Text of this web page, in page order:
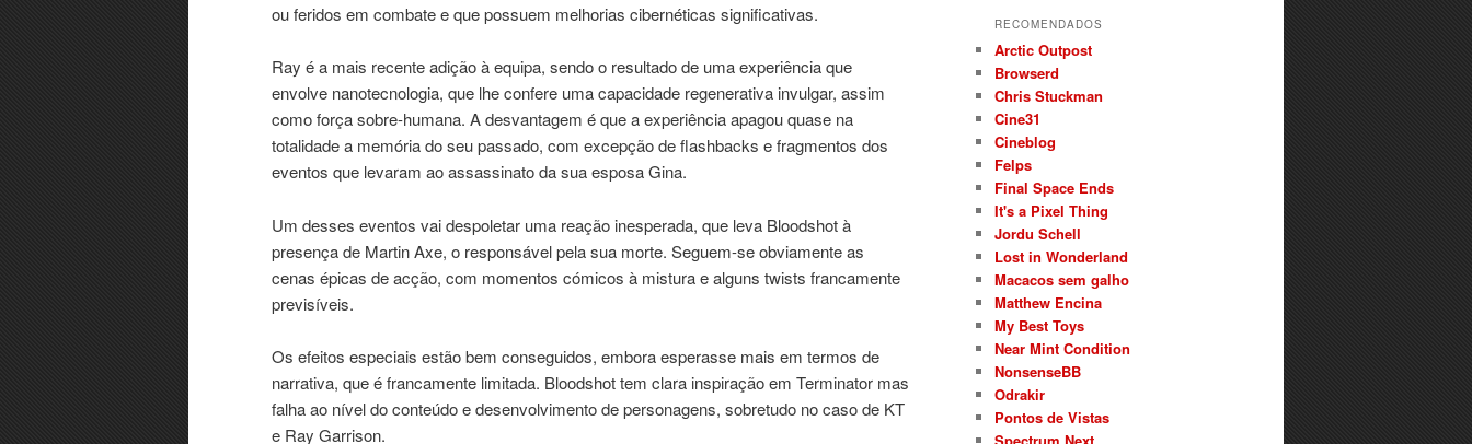
ou feridos em combate e que possuem melhorias cibernéticas significativas.
Ray é a mais recente adição à equipa, sendo o resultado de uma experiência que
envolve nanotecnologia, que lhe confere uma capacidade regenerativa invulgar, assim
como força sobre-humana. A desvantagem é que a experiência apagou quase na
totalidade a memória do seu passado, com excepção de flashbacks e fragmentos dos
eventos que levaram ao assassinato da sua esposa Gina.
Um desses eventos vai despoletar uma reação inesperada, que leva Bloodshot à
presença de Martin Axe, o responsável pela sua morte. Seguem-se obviamente as
cenas épicas de acção, com momentos cómicos à mistura e alguns twists francamente
previsíveis.
Os efeitos especiais estão bem conseguidos, embora esperasse mais em termos de
narrativa, que é francamente limitada. Bloodshot tem clara inspiração em Terminator mas
falha ao nível do conteúdo e desenvolvimento de personagens, sobretudo no caso de KT
e Ray Garrison.
RECOMENDADOS
Arctic Outpost
Browserd
Chris Stuckman
Cine31
Cineblog
Felps
Final Space Ends
It's a Pixel Thing
Jordu Schell
Lost in Wonderland
Macacos sem galho
Matthew Encina
My Best Toys
Near Mint Condition
NonsenseBB
Odrakir
Pontos de Vistas